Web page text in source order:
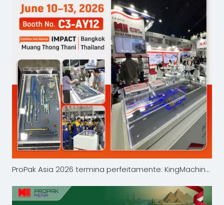
ProPak Asia 2026 termina perfeitamente: KingMachine apresenta inovações em embalagens de bebidas em Bangkok